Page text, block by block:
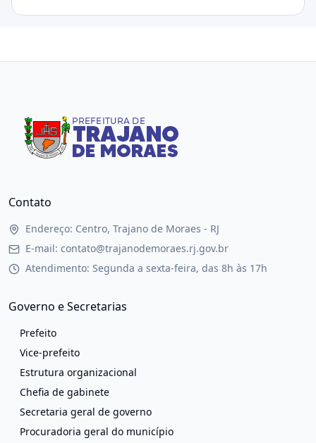
Contato
Endereço: Centro, Trajano de Moraes - RJ
E-mail: contato@trajanodemoraes.rj.gov.br
Atendimento: Segunda a sexta-feira, das 8h às 17h
Governo e Secretarias
Prefeito
Vice-prefeito
Estrutura organizacional
Chefia de gabinete
Secretaria geral de governo
Procuradoria geral do município